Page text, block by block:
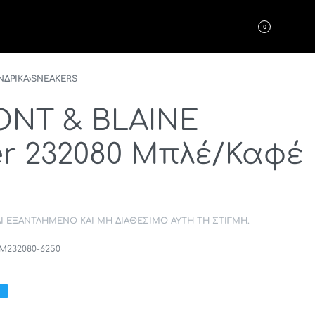
0
›SNEAKERS
& BLAINE
232080 Μπλέ/Καφέ
ΕΞΑΝΤΛΗΜΈΝΟ ΚΑΙ ΜΗ ΔΙΑΘΈΣΙΜΟ ΑΥΤΉ ΤΗ ΣΤΙΓΜΉ.
6250